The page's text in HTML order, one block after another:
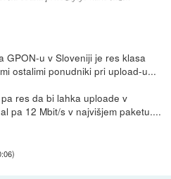
GPON-u v Sloveniji je res klasa
ostalimi ponudniki pri upload-u...
res da bi lahka uploade v
pa 12 Mbit/s v najvišjem paketu....
)